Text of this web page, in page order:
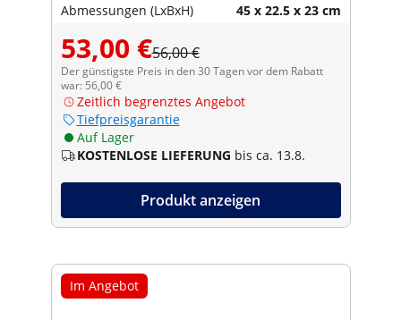
Abmessungen (LxBxH) 45 x 22.5 x 23 cm
53,00 €56,00 €
Der günstigste Preis in den 30 Tagen vor dem Rabatt
war: 56,00 €
Zeitlich begrenztes Angebot
Tiefpreisgarantie
Auf Lager
KOSTENLOSE LIEFERUNG bis ca. 13.8.
Produkt anzeigen
Im Angebot